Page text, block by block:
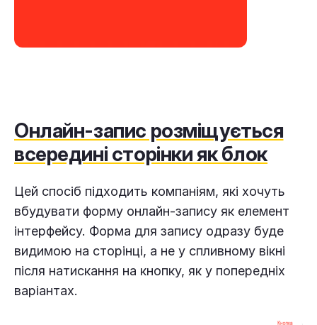
Онлайн-запис розміщується
всередині сторінки як блок
Цей спосіб підходить компаніям, які хочуть
вбудувати форму онлайн-запису як елемент
інтерфейсу. Форма для запису одразу буде
видимою на сторінці, а не у спливному вікні
після натискання на кнопку, як у попередніх
варіантах.